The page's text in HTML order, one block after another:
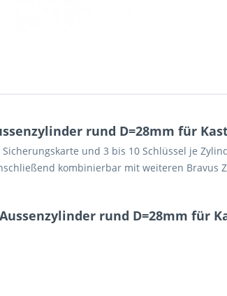
rund D=28mm für
und 3 bis 10 Schlüssel je
kombinierbar mit weiteren Bravus
rund D=28mm für